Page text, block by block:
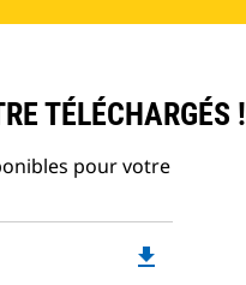
TÉLÉCHARGÉS !
pour votre
file_download